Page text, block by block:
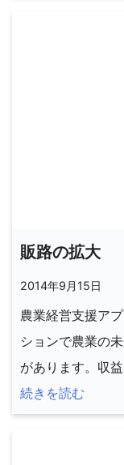
販路の拡大
2014年9月15日
農業経営支援ア
ションで農業の
があります。収
続きを読む